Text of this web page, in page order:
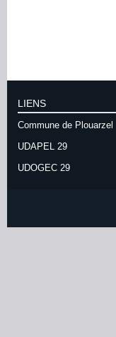
LIENS
Commune de Plouarzel
UDAPEL 29
UDOGEC 29